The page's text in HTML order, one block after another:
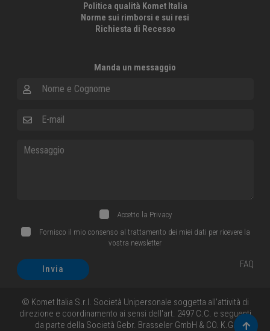
Politica qualità Komet Italia
Norme sui rimborsi e sui resi
Richiesta di Recesso
Manda un messaggio
Accetto la Privacy
Fornisco il mio consenso al trattamento dei miei dati per ricevere la
vostra newsletter
Invia FAQ
© Komet Italia S.r.l. Società Unipersonale soggetta all'attività di
direzione e coordinamento ai sensi dell'art. 2497 C.C. e seguenti
da parte della Società Gebr. Brasseler GmbH & CO. K.G.